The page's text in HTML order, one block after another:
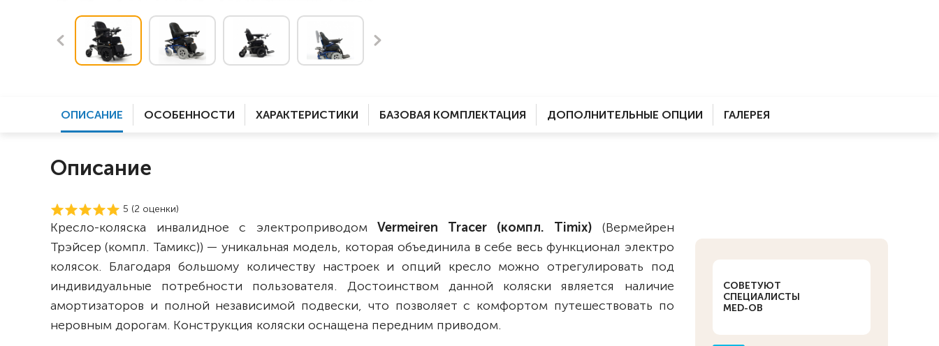
электроприводом
Скутеры
Оборудование с туалетом
колясок
Вертикализаторы
Кровати для дома
Кислородное оборудование
Для бассейна
Для ванны
Для дома
ОПИСАНИЕ ОСОБЕННОСТИ ХАРАКТЕРИСТИКИ БАЗОВАЯ КОМПЛЕКТАЦИЯ ДОПОЛНИТЕЛЬНЫЕ ОПЦИИ ГАЛЕРЕЯ
Описание
5 (2 оценки)
СОВЕТУЮТ
СПЕЦИАЛИСТЫ
MED-OB
Кресло-коляска инвалидное с электроприводомVermeiren Tracer (компл. Timix) (Вермейрен
Трэйсер (компл. Тамикс)) — уникальная модель, которая объединила в себе весь функционал электро
колясок. Благодаря большому количеству настроек и опций кресло можно отрегулировать под
индивидуальные потребности пользователя. Достоинством данной коляски является наличие
амортизаторов и полной независимой подвески, что позволяет с комфортом путешествовать по
неровным дорогам. Конструкция коляски оснащена передним приводом.